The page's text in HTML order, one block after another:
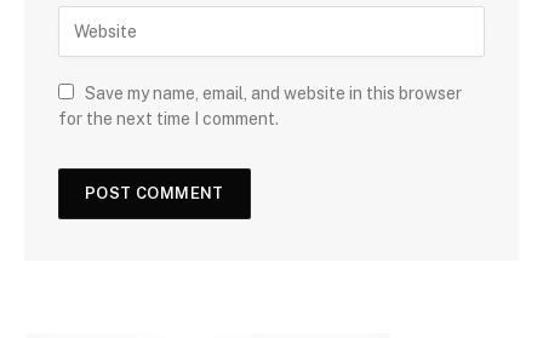
Save my name, email, and website in this browser
for the next time I comment.